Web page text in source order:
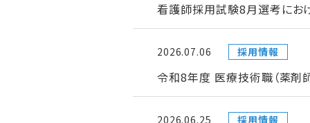
看護師採用試験8月選考にお
2026.07.06 採用情報
令和8年度 医療技術職（薬剤
2026.06.25 採用情報